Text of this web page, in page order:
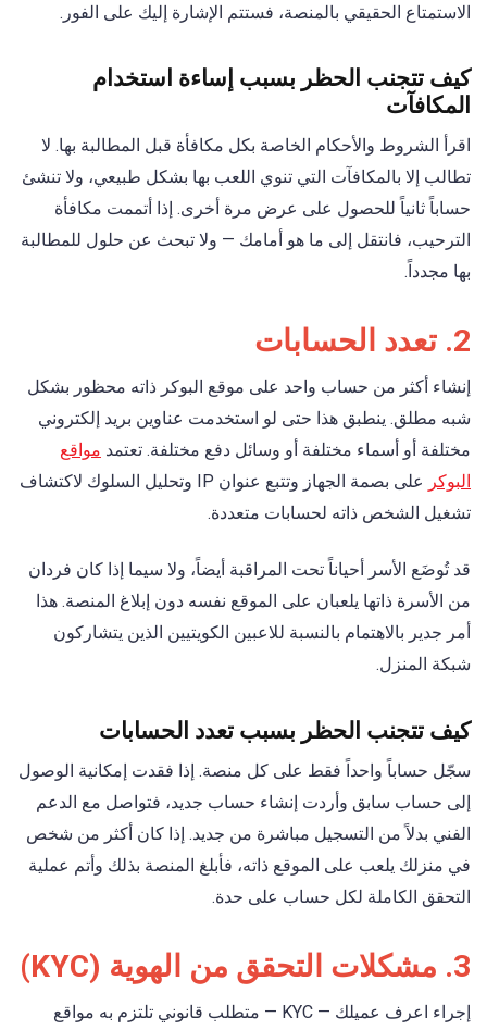
الاستمتاع الحقيقي بالمنصة، فستتم الإشارة إليك على الفور.
كيف تتجنب الحظر بسبب إساءة استخدام
المكافآت
اقرأ الشروط والأحكام الخاصة بكل مكافأة قبل المطالبة بها. لا
تطالب إلا بالمكافآت التي تنوي اللعب بها بشكل طبيعي، ولا تنشئ
حساباً ثانياً للحصول على عرض مرة أخرى. إذا أتممت مكافأة
الترحيب، فانتقل إلى ما هو أمامك — ولا تبحث عن حلول للمطالبة
بها مجدداً.
2. تعدد الحسابات
إنشاء أكثر من حساب واحد على موقع البوكر ذاته محظور بشكل
شبه مطلق. ينطبق هذا حتى لو استخدمت عناوين بريد إلكتروني
مختلفة أو أسماء مختلفة أو وسائل دفع مختلفة. تعتمد مواقع
البوكر
على بصمة الجهاز وتتبع عنوان IP وتحليل السلوك لاكتشاف
تشغيل الشخص ذاته لحسابات متعددة.
قد تُوضَع الأسر أحياناً تحت المراقبة أيضاً، ولا سيما إذا كان فردان
من الأسرة ذاتها يلعبان على الموقع نفسه دون إبلاغ المنصة. هذا
أمر جدير بالاهتمام بالنسبة للاعبين الكويتيين الذين يتشاركون
شبكة المنزل.
كيف تتجنب الحظر بسبب تعدد الحسابات
سجّل حساباً واحداً فقط على كل منصة. إذا فقدت إمكانية الوصول
إلى حساب سابق وأردت إنشاء حساب جديد، فتواصل مع الدعم
الفني بدلاً من التسجيل مباشرة من جديد. إذا كان أكثر من شخص
في منزلك يلعب على الموقع ذاته، فأبلغ المنصة بذلك وأتم عملية
التحقق الكاملة لكل حساب على حدة.
3. مشكلات التحقق من الهوية (KYC)
إجراء اعرف عميلك — KYC — متطلب قانوني تلتزم به مواقع